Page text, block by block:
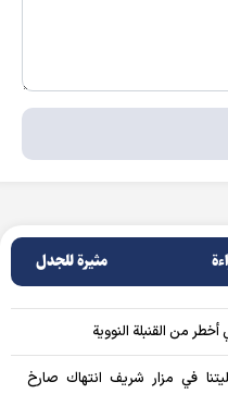
مثيرة للجدل
من القنبلة النووية
في مزار شريف انتهاك صارخ